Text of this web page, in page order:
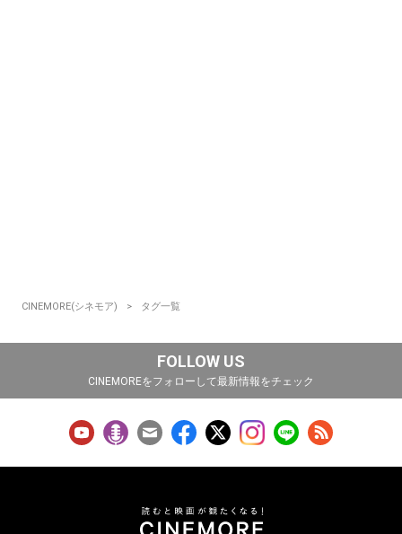
CINEMORE(シネモア) タグ一覧
FOLLOW US
CINEMOREをフォローして最新情報をチェック